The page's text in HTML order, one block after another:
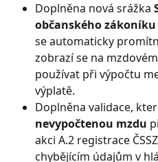
Doplněna nová srážka
občanského zákoníku
se automaticky
zobrazí se na
používat při výpočtu
výplatě.
Doplněna validace,
nevypočtenou mzdu
akci A.2 registrace
chybějícím údajům v